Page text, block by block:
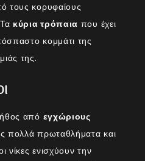
τους κορυφαίους
κύρια τρόπαια που έχει
κομμάτι της
της.
από εγχώριους
πολλά πρωταθλήματα και
νίκες ενισχύουν την